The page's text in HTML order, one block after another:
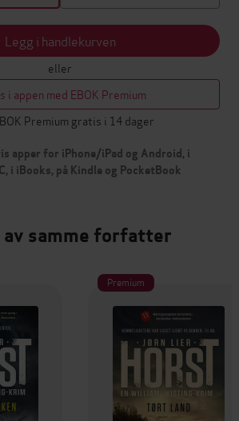
Legg i handlekurven
eller
i appen med EBOK Premium
Premium gratis i 14 dager
apper for iPhone/iPad og Android, i
i iBooks, på Kindle og PocketBook
av samme forfatter
Premium